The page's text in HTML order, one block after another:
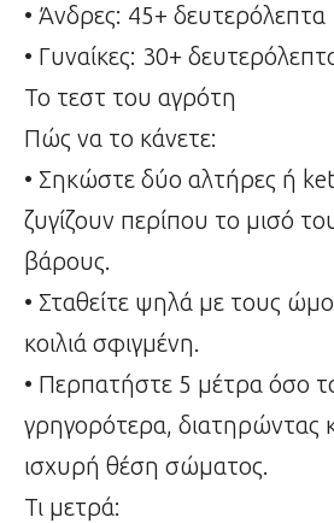
• Άνδρες: 45+ δευτερόλεπτα
• Γυναίκες: 30+
Το τεστ του αγρότη
Πώς να το κάνετε:
• Σηκώστε δύο αλτήρες ή
ζυγίζουν περίπου το μισό
βάρους.
• Σταθείτε ψηλά με τους
κοιλιά σφιγμένη.
• Περπατήστε 5 μέτρα όσο
γρηγορότερα, διατηρώντας
ισχυρή θέση σώματος.
Τι μετρά: